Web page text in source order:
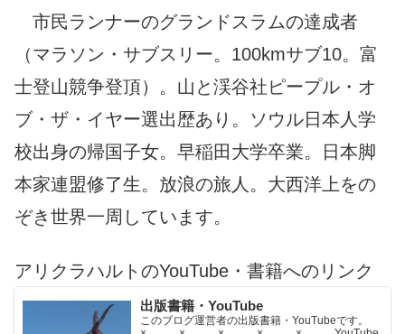
市民ランナーのグランドスラムの達成者
（マラソン・サブスリー。100kmサブ10。富
士登山競争登頂）。山と渓谷社ピープル・オ
ブ・ザ・イヤー選出歴あり。ソウル日本人学
校出身の帰国子女。早稲田大学卒業。日本脚
本家連盟修了生。放浪の旅人。大西洋上をの
ぞき世界一周しています。
アリクラハルトのYouTube・書籍へのリンク
出版書籍・YouTube
このブログ運営者の出版書籍・YouTubeです。